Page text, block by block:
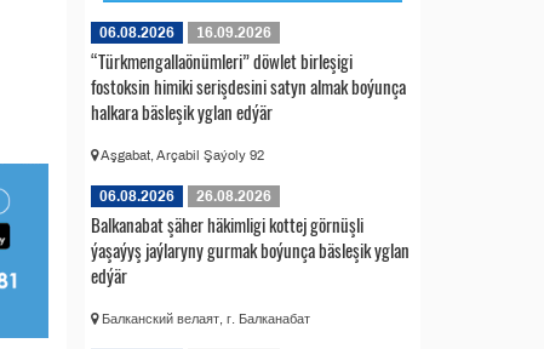
06.08.2026 16.09.2026
“Türkmengallaönümleri” döwlet birleşigi
fostoksin himiki serişdesini satyn almak boýunça
halkara bäsleşik yglan edýär
Aşgabat, Arçabil Şaýoly 92
06.08.2026 26.08.2026
Balkanabat şäher häkimligi kottej görnüşli
ýaşaýyş jaýlaryny gurmak boýunça bäsleşik yglan
edýär
Балканский велаят, г. Балканабат